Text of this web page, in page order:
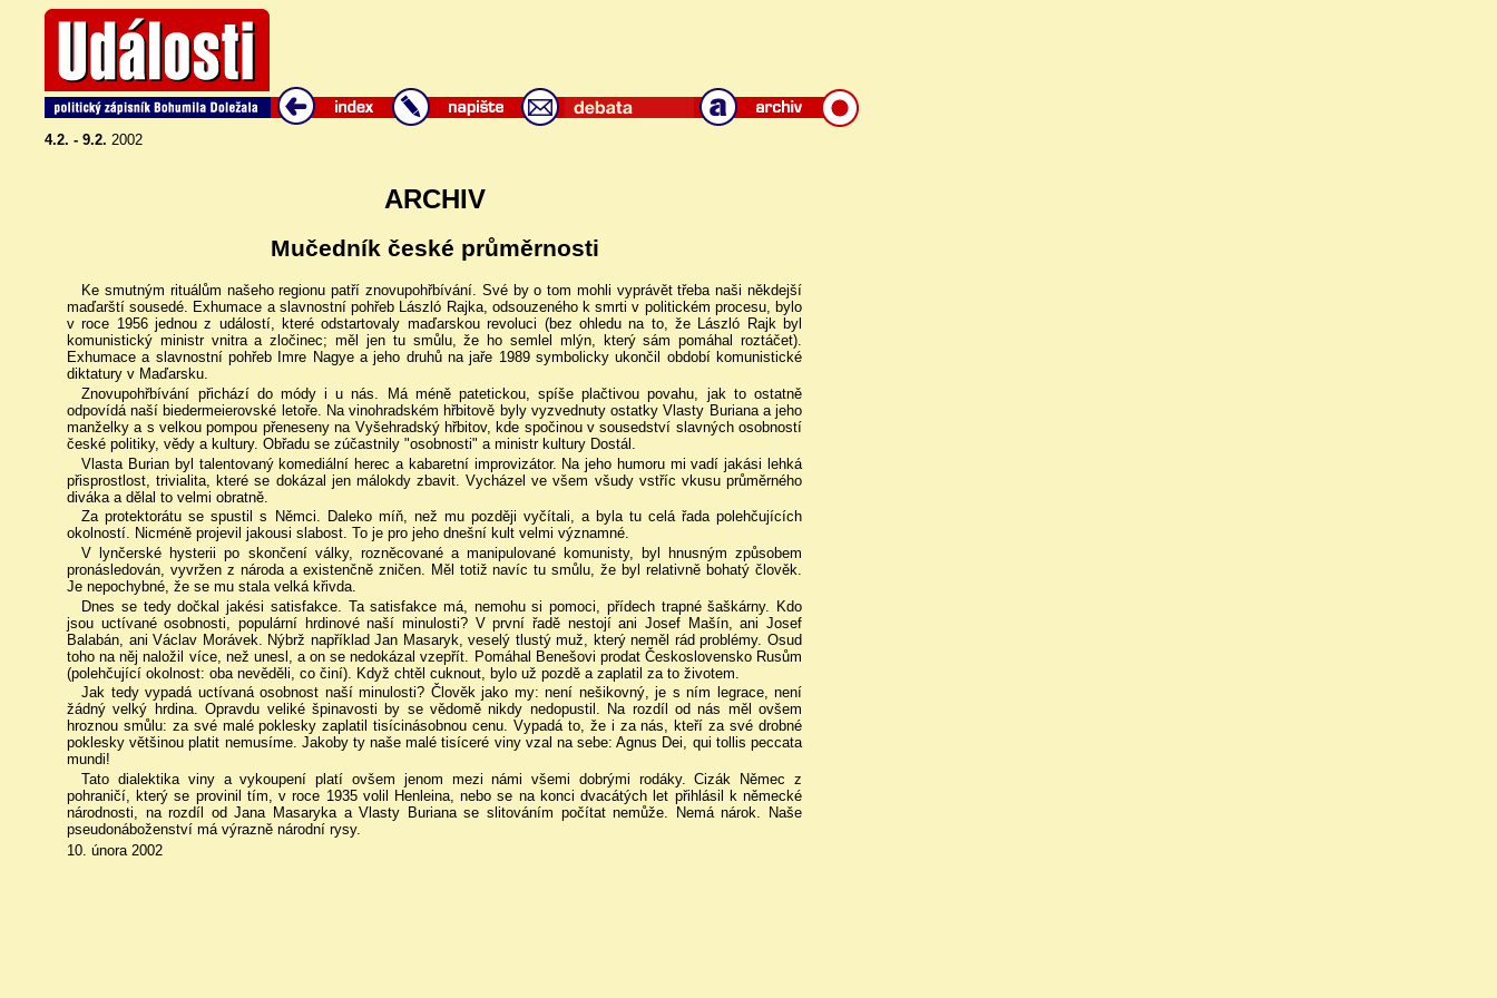
4.2. - 9.2. 2002
ARCHIV
Mučedník české průměrnosti
Ke smutným rituálům našeho regionu patří znovupohřbívání. Své by o tom mohli vyprávět třeba naši někdejší
maďarští sousedé. Exhumace a slavnostní pohřeb László Rajka, odsouzeného k smrti v politickém procesu, bylo
v roce 1956 jednou z událostí, které odstartovaly maďarskou revoluci (bez ohledu na to, že László Rajk byl
komunistický ministr vnitra a zločinec; měl jen tu smůlu, že ho semlel mlýn, který sám pomáhal roztáčet).
Exhumace a slavnostní pohřeb Imre Nagye a jeho druhů na jaře 1989 symbolicky ukončil období komunistické
diktatury v Maďarsku.
Znovupohřbívání přichází do módy i u nás. Má méně patetickou, spíše plačtivou povahu, jak to ostatně
odpovídá naší biedermeierovské letoře. Na vinohradském hřbitově byly vyzvednuty ostatky Vlasty Buriana a jeho
manželky a s velkou pompou přeneseny na Vyšehradský hřbitov, kde spočinou v sousedství slavných osobností
české politiky, vědy a kultury. Obřadu se zúčastnily "osobnosti" a ministr kultury Dostál.
Vlasta Burian byl talentovaný komediální herec a kabaretní improvizátor. Na jeho humoru mi vadí jakási lehká
přisprostlost, trivialita, které se dokázal jen málokdy zbavit. Vycházel ve všem všudy vstříc vkusu průměrného
diváka a dělal to velmi obratně.
Za protektorátu se spustil s Němci. Daleko míň, než mu později vyčítali, a byla tu celá řada polehčujících
okolností. Nicméně projevil jakousi slabost. To je pro jeho dnešní kult velmi významné.
V lynčerské hysterii po skončení války, rozněcované a manipulované komunisty, byl hnusným způsobem
pronásledován, vyvržen z národa a existenčně zničen. Měl totiž navíc tu smůlu, že byl relativně bohatý člověk.
Je nepochybné, že se mu stala velká křivda.
Dnes se tedy dočkal jakési satisfakce. Ta satisfakce má, nemohu si pomoci, přídech trapné šaškárny. Kdo
jsou uctívané osobnosti, populární hrdinové naší minulosti? V první řadě nestojí ani Josef Mašín, ani Josef
Balabán, ani Václav Morávek. Nýbrž například Jan Masaryk, veselý tlustý muž, který neměl rád problémy. Osud
toho na něj naložil více, než unesl, a on se nedokázal vzepřít. Pomáhal Benešovi prodat Československo Rusům
(polehčující okolnost: oba nevěděli, co činí). Když chtěl cuknout, bylo už pozdě a zaplatil za to životem.
Jak tedy vypadá uctívaná osobnost naší minulosti? Člověk jako my: není nešikovný, je s ním legrace, není
žádný velký hrdina. Opravdu veliké špinavosti by se vědomě nikdy nedopustil. Na rozdíl od nás měl ovšem
hroznou smůlu: za své malé poklesky zaplatil tisícinásobnou cenu. Vypadá to, že i za nás, kteří za své drobné
poklesky většinou platit nemusíme. Jakoby ty naše malé tisíceré viny vzal na sebe: Agnus Dei, qui tollis peccata
mundi!
Tato dialektika viny a vykoupení platí ovšem jenom mezi námi všemi dobrými rodáky. Cizák Němec z
pohraničí, který se provinil tím, v roce 1935 volil Henleina, nebo se na konci dvacátých let přihlásil k německé
národnosti, na rozdíl od Jana Masaryka a Vlasty Buriana se slitováním počítat nemůže. Nemá nárok. Naše
pseudonáboženství má výrazně národní rysy.
10. února 2002